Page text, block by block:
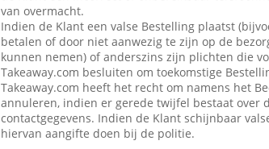
van overmacht.
Indien de Klant een valse Bestelling plaatst
betalen of door niet aanwezig te zijn op de
kunnen nemen) of anderszins zijn plichten die
Takeaway.com besluiten om toekomstige
Takeaway.com heeft het recht om namens het
annuleren, indien er gerede twijfel bestaat over
contactgegevens. Indien de Klant schijnbaar
hiervan aangifte doen bij de politie.